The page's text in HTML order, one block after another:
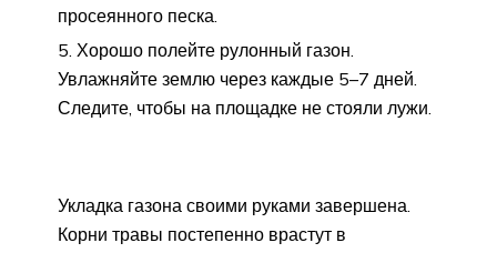
просеянного песка.
Хорошо полейте рулонный газон.
Увлажняйте землю через каждые 5–7 дней.
Следите, чтобы на площадке не стояли лужи.
Укладка газона своими руками завершена.
Корни травы постепенно врастут в